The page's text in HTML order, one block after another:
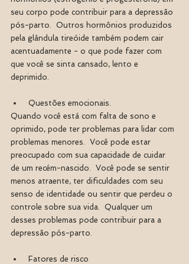
seu corpo pode contribuir para a depressão
pós-parto.  Outros hormônios produzidos
pela glândula tireóide também podem cair
acentuadamente - o que pode fazer com
que você se sinta cansado, lento e
deprimido.
Questões emocionais.
Quando você está com falta de sono e
oprimido, pode ter problemas para lidar com
problemas menores.  Você pode estar
preocupado com sua capacidade de cuidar
de um recém-nascido.  Você pode se sentir
menos atraente, ter dificuldades com seu
senso de identidade ou sentir que perdeu o
controle sobre sua vida.  Qualquer um
desses problemas pode contribuir para a
depressão pós-parto.
Fatores de risco